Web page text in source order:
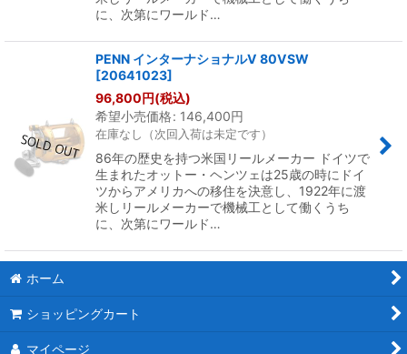
に、次第にワールド…
PENN インターナショナルV 80VSW
[20641023]
96,800円(税込)
希望小売価格: 146,400円
在庫なし（次回入荷は未定です）
86年の歴史を持つ米国リールメーカー ドイツで
生まれたオットー・ヘンツェは25歳の時にドイ
ツからアメリカへの移住を決意し、1922年に渡
米しリールメーカーで機械工として働くうち
に、次第にワールド…
ホーム
ショッピングカート
マイページ